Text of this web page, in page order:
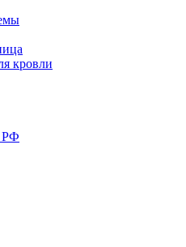
кровли
РФ